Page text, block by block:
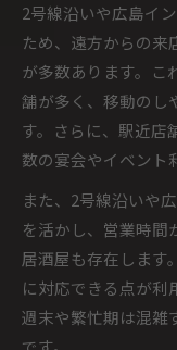
2号線沿いや広島イ
ため、遠方からの来
が多数あります。こ
舗が多く、移動のし
す。さらに、駅近店
数の宴会やイベント
また、2号線沿いや
を活かし、営業時間
居酒屋も存在します
に対応できる点が利
週末や繁忙期は混雑